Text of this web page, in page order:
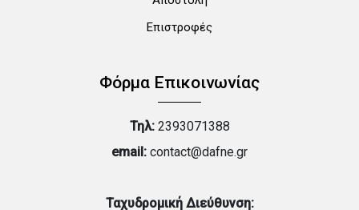
Επιστροφές
Φόρμα Επικοινωνίας
Τηλ:2393071388
email: contact@dafne.gr
Ταχυδρομική Διεύθυνση: